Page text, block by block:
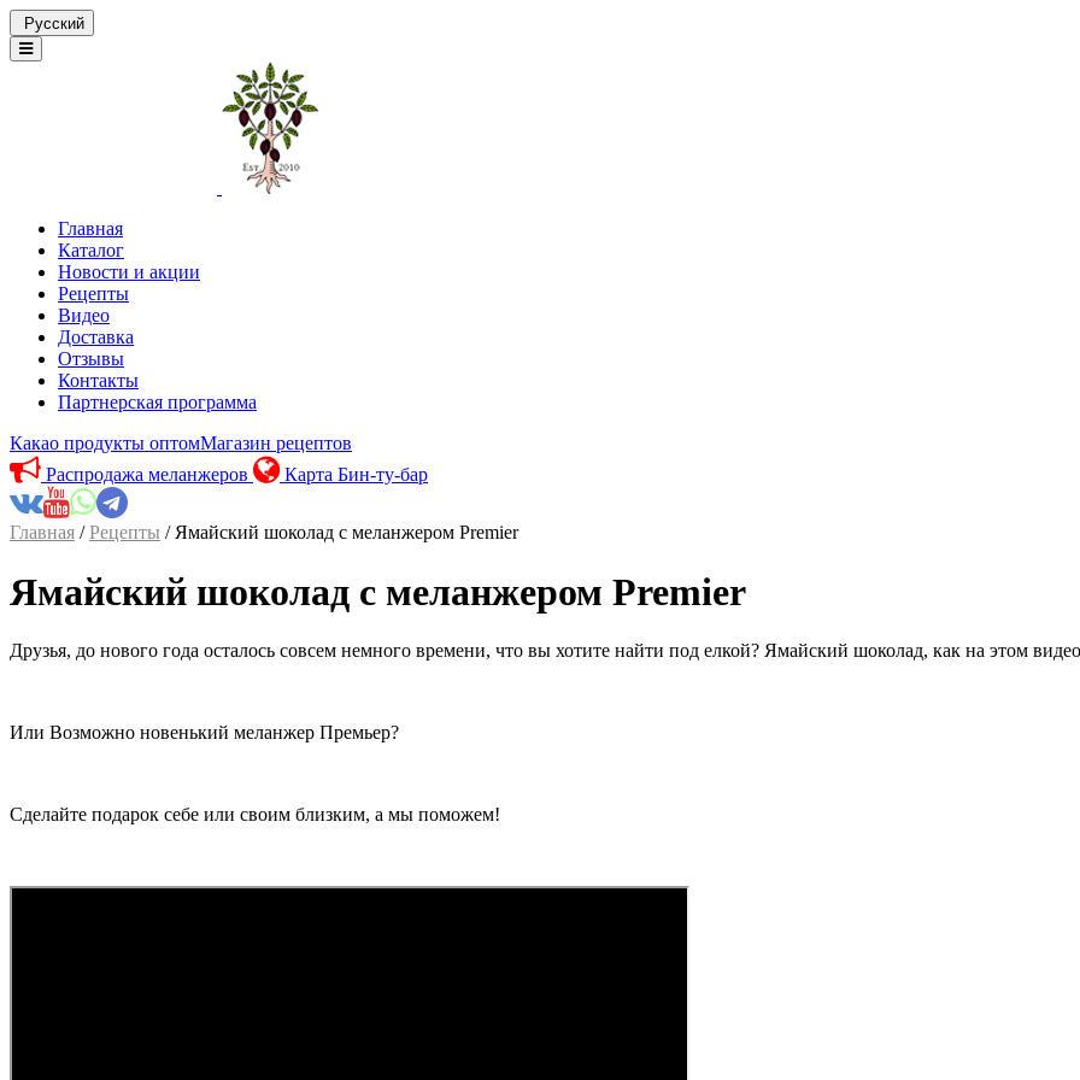
Русский
Главная
Каталог
Новости и акции
Рецепты
Видео
Доставка
Отзывы
Контакты
Партнерская программа
Какао продукты оптомМагазин рецептов
Распродажа меланжеров
Карта Бин-ту-бар
Главная /Рецепты / Ямайский шоколад с меланжером Premier
Ямайский шоколад с меланжером Premier
Друзья, до нового года осталось совсем немного времени, что вы хотите найти под елкой? Ямайский шоколад, как на этом
Или Возможно новенький меланжер Премьер?
Сделайте подарок себе или своим близким, а мы поможем!